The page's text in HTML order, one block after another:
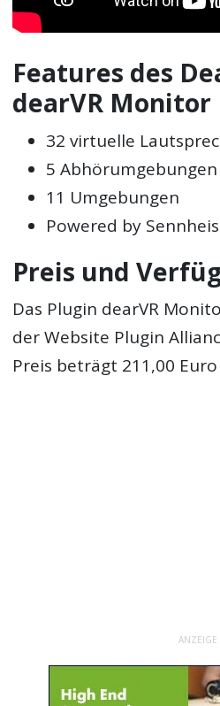
Features des
dearVR Monitor
32 virtuelle
5 Abhörumgebungen
11 Umgebungen
Powered by
Preis und
Das Plugin dearVR
der Website Plugin
Preis beträgt 211,00
ANZEIGE